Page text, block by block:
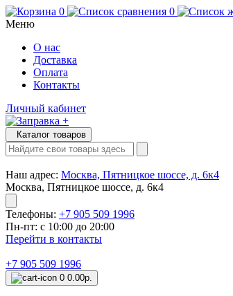
0 0
Меню
О нас
Доставка
Оплата
Контакты
Личный кабинет
Каталог товаров
Наш адрес: Москва, Пятницкое шоссе, д. 6к4
Москва, Пятницкое шоссе, д. 6к4
Телефоны: +7 905 509 1996
Пн-пт: с 10:00 до 20:00
Перейти в контакты
+7 905 509 1996
0 0.00р.